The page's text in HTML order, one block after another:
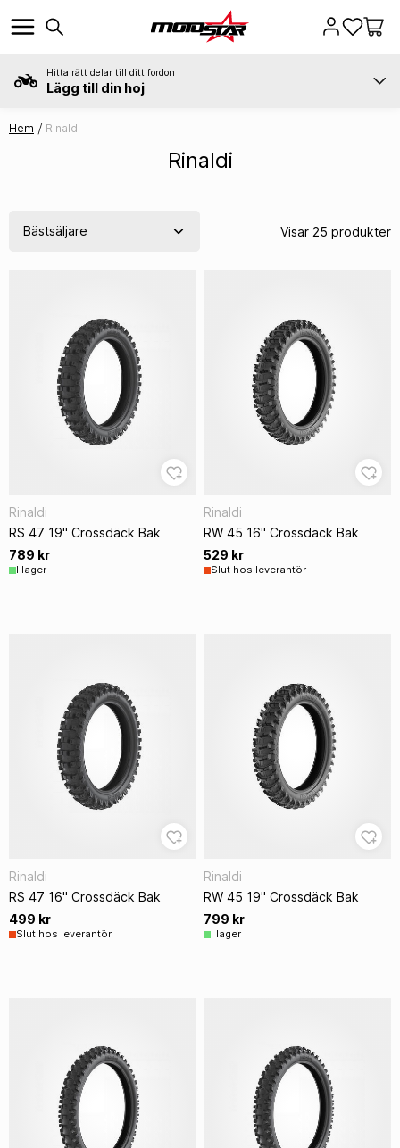
Hitta rätt delar till ditt fordon
Lägg till din hoj
Hem Rinaldi
Rinaldi
Visar 25 produkter
Rinaldi
RS 47 19" Crossdäck Bak
789 kr
I lager
Rinaldi
RW 45 16" Crossdäck Bak
529 kr
Slut hos leverantör
Rinaldi
RS 47 16" Crossdäck Bak
499 kr
Slut hos leverantör
Rinaldi
RW 45 19" Crossdäck Bak
799 kr
I lager